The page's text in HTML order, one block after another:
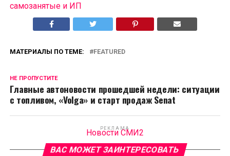
самозанятые и ИП
МАТЕРИАЛЫ ПО ТЕМЕ: FEATURED
НЕ ПРОПУСТИТЕ
Главные автоновости прошедшей недели: ситуации
с топливом, «Volga» и старт продаж Senat
РЕКЛАМА
Новости СМИ2
ВАС МОЖЕТ ЗАИНТЕРЕСОВАТЬ